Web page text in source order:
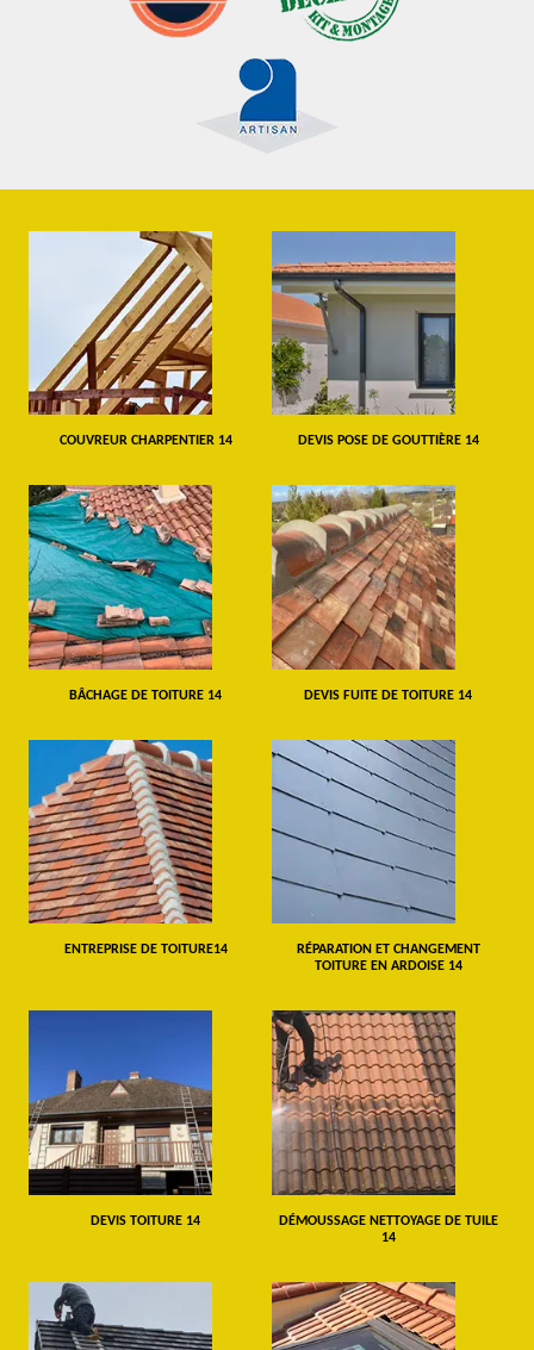
COUVREUR CHARPENTIER 14 DEVIS POSE DE GOUTTIÈRE 14
BÂCHAGE DE TOITURE 14 DEVIS FUITE DE TOITURE 14
ENTREPRISE DE TOITURE14
RÉPARATION ET CHANGEMENT
TOITURE EN ARDOISE 14
DEVIS TOITURE 14
DÉMOUSSAGE NETTOYAGE DE TUILE
14